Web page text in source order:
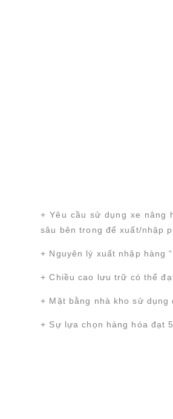
+ Yêu cầu sử dụng xe nâng
sâu bên trong để xuất/nhập
+ Nguyên lý xuất nhập hàng
+ Chiều cao lưu trữ có thể
+ Mặt bằng nhà kho sử dụng
+ Sự lựa chọn hàng hóa đạt